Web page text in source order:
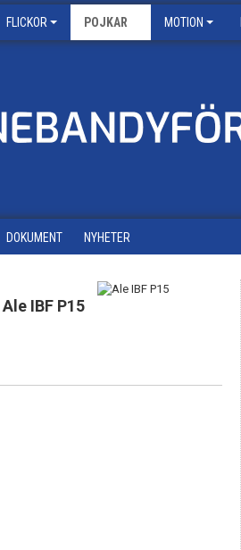
FLICKOR POJKAR MOTION
DOKUMENT NYHETER
Ale IBF P15